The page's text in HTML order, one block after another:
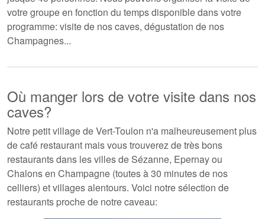
votre groupe en fonction du temps disponible dans votre
programme: visite de nos caves, dégustation de nos
Champagnes...
Où manger lors de votre visite dans nos
caves?
Notre petit village de Vert-Toulon n'a malheureusement plus
de café restaurant mais vous trouverez de très bons
restaurants dans les villes de Sézanne, Epernay ou
Chalons en Champagne (toutes à 30 minutes de nos
celliers) et villages alentours. Voici notre sélection de
restaurants proche de notre caveau: